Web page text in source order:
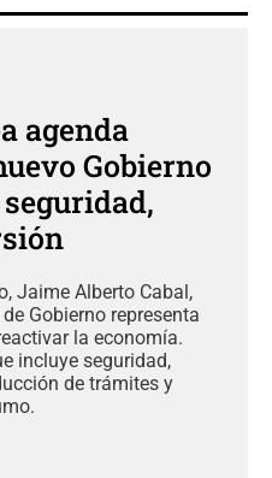
agenda
Gobierno
Jaime Alberto Cabal,
Gobierno representa
la economía.
incluye seguridad,
de trámites y